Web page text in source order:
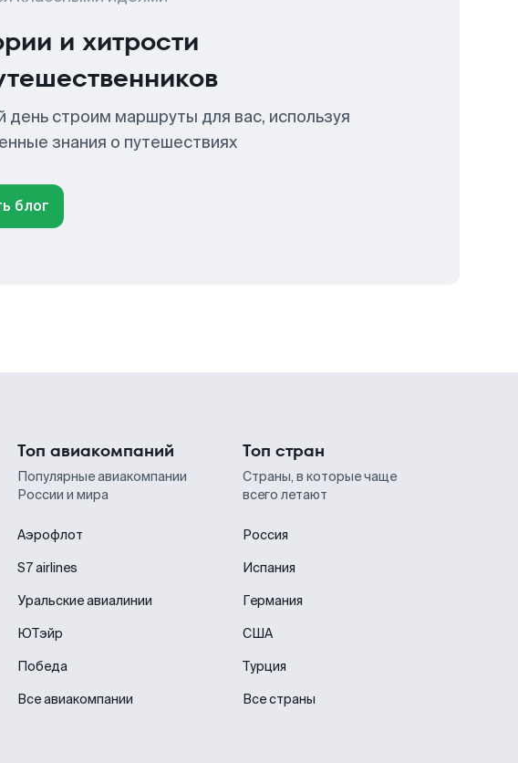
и хитрости
день строим маршруты для вас, используя
знания о путешествиях
блог
Топ авиакомпаний
Популярные авиакомпании
России и мира
Аэрофлот
S7 airlines
Уральские авиалинии
ЮТэйр
Победа
Все авиакомпании
Топ стран
Страны, в которые чаще
всего летают
Россия
Испания
Германия
США
Турция
Все страны